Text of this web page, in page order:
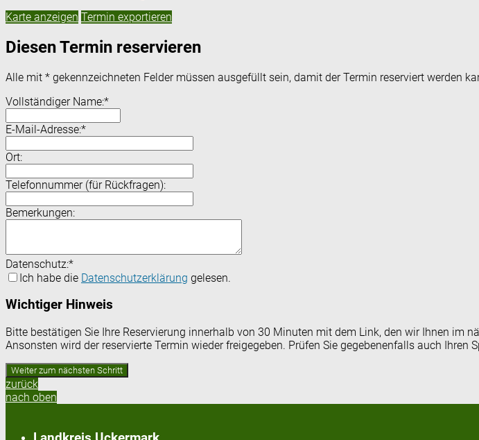
Karte anzeigen Termin exportieren
Diesen Termin reservieren
Alle mit * gekennzeichneten Felder müssen ausgefüllt sein, damit der Termin reserviert werden
Vollständiger Name:*
E-Mail-Adresse:*
Ort:
Telefonnummer (für Rückfragen):
Bemerkungen:
Datenschutz:*
Ich habe die Datenschutzerklärung gelesen.
Wichtiger Hinweis
Bitte bestätigen Sie Ihre Reservierung innerhalb von 30 Minuten mit dem Link, den wir Ihnen im
Ansonsten wird der reservierte Termin wieder freigegeben. Prüfen Sie gegebenenfalls auch Ihren
zurück
nach oben